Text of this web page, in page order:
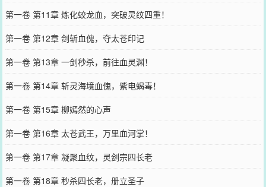
第一卷 第11章 炼化蛟龙血，突破灵纹四重！
第一卷 第12章 剑斩血傀，夺太苍印记
第一卷 第13章 一剑秒杀，前往血灵渊！
第一卷 第14章 斩灵海境血傀，紫电蝎毒！
第一卷 第15章 柳嫣然的心声
第一卷 第16章 太苍武王，万里血河掌！
第一卷 第17章 凝聚血纹，灵剑宗四长老
第一卷 第18章 秒杀四长老，册立圣子